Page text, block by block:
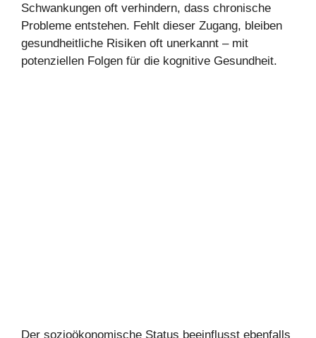
Schwankungen oft verhindern, dass chronische
Probleme entstehen. Fehlt dieser Zugang, bleiben
gesundheitliche Risiken oft unerkannt – mit
potenziellen Folgen für die kognitive Gesundheit.
Der sozioökonomische Status beeinflusst ebenfalls